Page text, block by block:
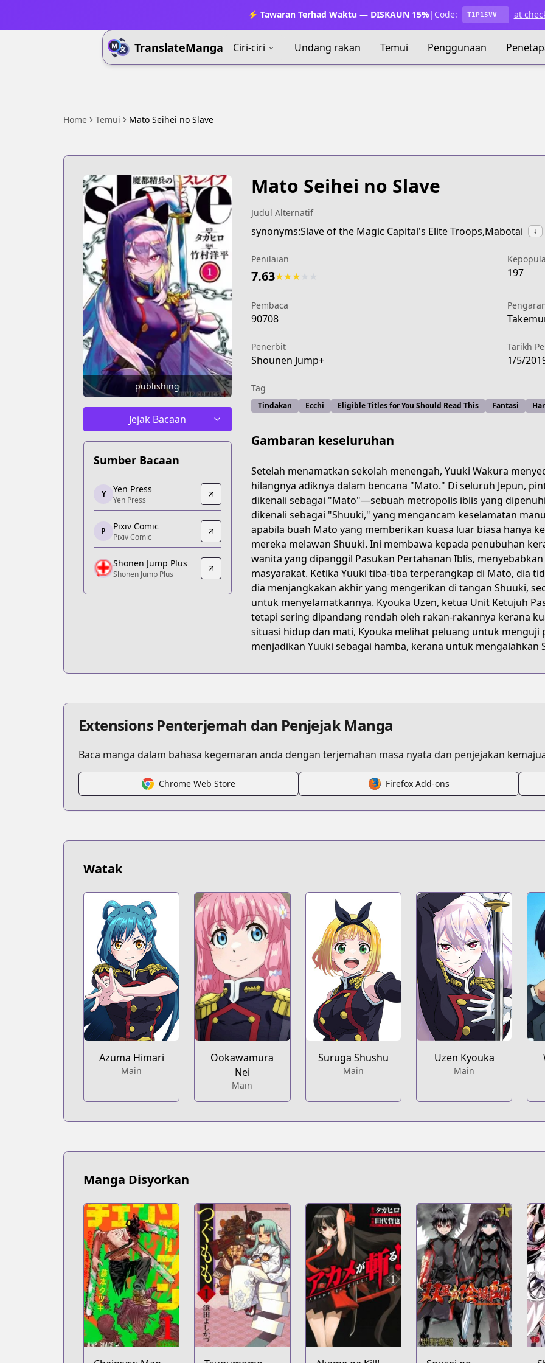
⚡ Tawaran Terhad Waktu — DISKAUN 15%| Code: T1P15VV at
TranslateManga Ciri-ciri Undang rakan Temui Penggunaan
Home Temui Mato Seihei no Slave
publishing
Jejak Bacaan
Sumber Bacaan
Yen Press
Yen Press
https://yenpress.com/series/chained-soldier
Pixiv Comic
Pixiv Comic
https://comic.pixiv.net/works/5572
Shonen Jump Plus
https://shonenjumpplus.com/episode/10834108156641784254
Y Yen Press
Yen Press
P Pixiv Comic
Pixiv Comic
Shonen Jump Plus
Shonen Jump Plus
Mato Seihei no Slave
Judul Alternatif
synonyms:Slave of the Magic Capital's Elite Troops,Mabotai ↓
Penilaian
7.63★★★ 197
Pembaca
90708
Penerbit
Shounen Jump+
Tarikh
1/5/
Tag
Tindakan Ecchi Eligible Titles for You Should Read This Fantasi
Gambaran keseluruhan
Setelah menamatkan sekolah menengah, Yuuki Wakura
hilangnya adiknya dalam bencana "Mato." Di seluruh Jepun,
dikenali sebagai "Mato"—sebuah metropolis iblis yang
dikenali sebagai "Shuuki," yang mengancam keselamatan
apabila buah Mato yang memberikan kuasa luar biasa hanya
mereka melawan Shuuki. Ini membawa kepada penubuhan
wanita yang dipanggil Pasukan Pertahanan Iblis,
masyarakat. Ketika Yuuki tiba-tiba terperangkap di Mato, dia
dia menjangkakan akhir yang mengerikan di tangan Shuuki,
untuk menyelamatkannya. Kyouka Uzen, ketua Unit Ketujuh
tetapi sering dipandang rendah oleh rakan-rakannya kerana
situasi hidup dan mati, Kyouka melihat peluang untuk menguji
menjadikan Yuuki sebagai hamba, kerana untuk
Extensions Penterjemah dan Penjejak Manga
Baca manga dalam bahasa kegemaran anda dengan terjemahan masa nyata dan penjejakan
Chrome Web Store Firefox Add-ons
Watak
Azuma Himari
Main
Ookawamura
Nei
Main
Suruga Shushu
Main
Uzen Kyouka
Main
Manga Disyorkan